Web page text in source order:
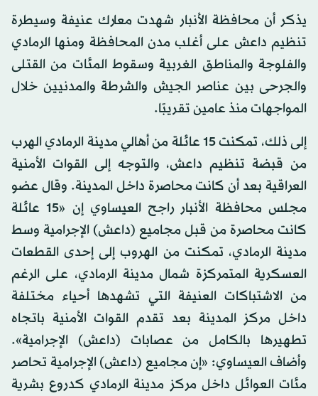
يذكر أن محافظة الأنبار شهدت معارك عنيفة وسيطرة
تنظيم داعش على أغلب مدن المحافظة ومنها الرمادي
والفلوجة والمناطق الغربية وسقوط المئات من القتلى
والجرحى بين عناصر الجيش والشرطة والمدنيين خلال
المواجهات منذ عامين تقريبًا.
إلى ذلك، تمكنت 15 عائلة من أهالي مدينة الرمادي الهرب
من قبضة تنظيم داعش، والتوجه إلى القوات الأمنية
العراقية بعد أن كانت محاصرة داخل المدينة. وقال عضو
مجلس محافظة الأنبار راجح العيساوي إن «15 عائلة
كانت محاصرة من قبل مجاميع (داعش) الإجرامية وسط
مدينة الرمادي، تمكنت من الهروب إلى إحدى القطعات
العسكرية المتمركزة شمال مدينة الرمادي، على الرغم
من الاشتباكات العنيفة التي تشهدها أحياء مختلفة
داخل مركز المدينة بعد تقدم القوات الأمنية باتجاه
تطهيرها بالكامل من عصابات (داعش) الإجرامية».
وأضاف العيساوي: «إن مجاميع (داعش) الإجرامية تحاصر
مئات العوائل داخل مركز مدينة الرمادي كدروع بشرية